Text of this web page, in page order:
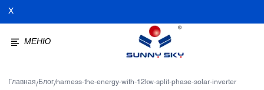
X
МЕНЮ
Главная/Блог/harness-the-energy-with-12kw-split-phase-solar-inverter